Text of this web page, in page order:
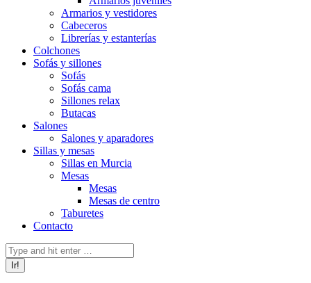
Armarios y vestidores
Cabeceros
Librerías y estanterías
Colchones
Sofás y sillones
Sofás
Sofás cama
Sillones relax
Butacas
Salones
Salones y aparadores
Sillas y mesas
Sillas en Murcia
Mesas
Mesas
Mesas de centro
Taburetes
Contacto
Buscar: